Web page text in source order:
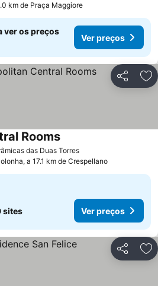
km de Praça Maggiore
ver os preços
Ver preços
Partilhar
das Duas Torres
Rooms
a 17.1 km de Crespellano
sites Ver preços
Partilhar